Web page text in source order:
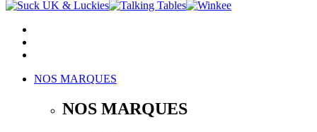
NOS MARQUES
NOS MARQUES